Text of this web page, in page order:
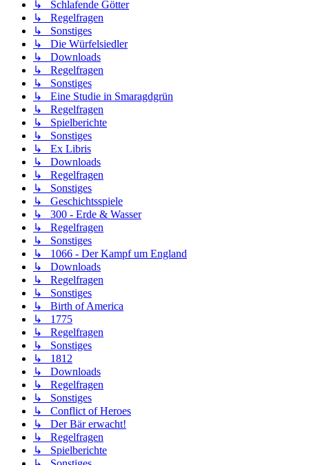
↳ Schlafende Götter
↳ Regelfragen
↳ Sonstiges
↳ Die Würfelsiedler
↳ Downloads
↳ Regelfragen
↳ Sonstiges
↳ Eine Studie in Smaragdgrün
↳ Regelfragen
↳ Spielberichte
↳ Sonstiges
↳ Ex Libris
↳ Downloads
↳ Regelfragen
↳ Sonstiges
↳ Geschichtsspiele
↳ 300 - Erde & Wasser
↳ Regelfragen
↳ Sonstiges
↳ 1066 - Der Kampf um England
↳ Downloads
↳ Regelfragen
↳ Sonstiges
↳ Birth of America
↳ 1775
↳ Regelfragen
↳ Sonstiges
↳ 1812
↳ Downloads
↳ Regelfragen
↳ Sonstiges
↳ Conflict of Heroes
↳ Der Bär erwacht!
↳ Regelfragen
↳ Spielberichte